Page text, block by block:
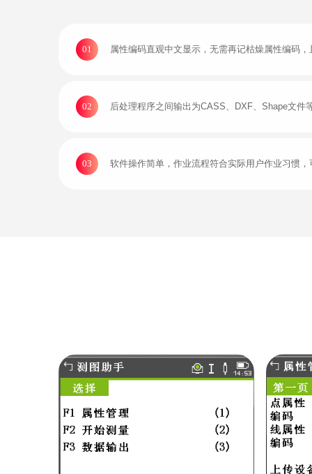
01 属性编码直观中文显示，无需再记枯燥属性编码
02 后处理程序之间输出为CASS、DXF、Shape文件
03 软件操作简单，作业流程符合实际用户作业习惯